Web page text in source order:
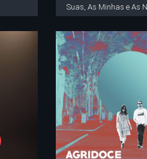
Suas, As Minhas e As